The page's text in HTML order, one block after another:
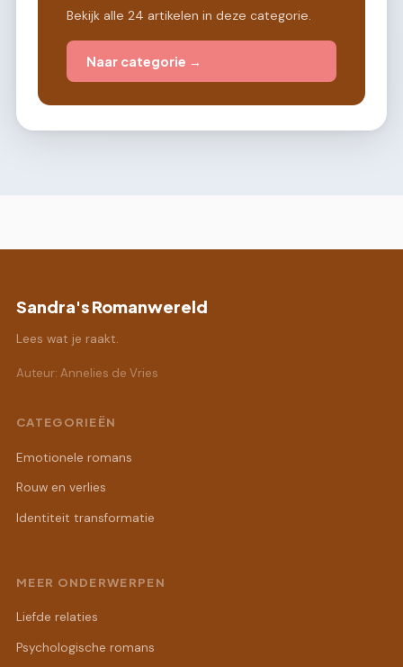
Bekijk alle 24 artikelen in deze categorie.
Naar categorie →
Sandra's Romanwereld
Lees wat je raakt.
Auteur: Annelies de Vries
CATEGORIEËN
Emotionele romans
Rouw en verlies
Identiteit transformatie
MEER ONDERWERPEN
Liefde relaties
Psychologische romans